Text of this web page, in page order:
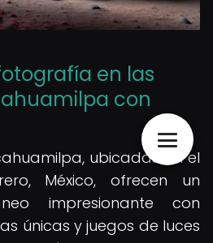
en las
con
ubicadas en el
México, ofrecen un
impresionante con
únicas y juegos de luces